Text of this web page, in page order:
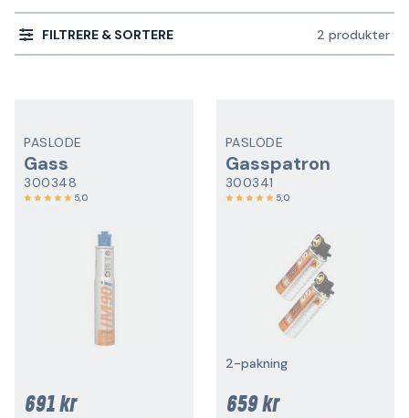
FILTRERE & SORTERE 2 produkter
PASLODE
Gass
300348
5,0
691 kr
PASLODE
Gasspatron
300341
5,0
2-pakning
659 kr